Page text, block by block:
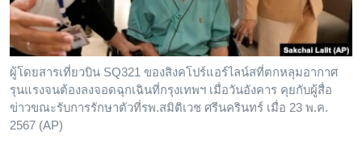
พอดคาสต์
ติดตามเรา
เลือกภาษา
ผู้โดยสารเที่ยวบิน SQ321 ของสิงคโปร์แอร์ไลน์สที่ตกหลุมอากาศ
รุนแรงจนต้องลงจอดฉุกเฉินที่กรุงเทพฯ เมื่อวันอังคาร คุยกับผู้สื่อ
ข่าวขณะรับการรักษาตัวที่รพ.สมิติเวช ศรีนครินทร์ เมื่อ 23 พ.ค.
2567 (AP)